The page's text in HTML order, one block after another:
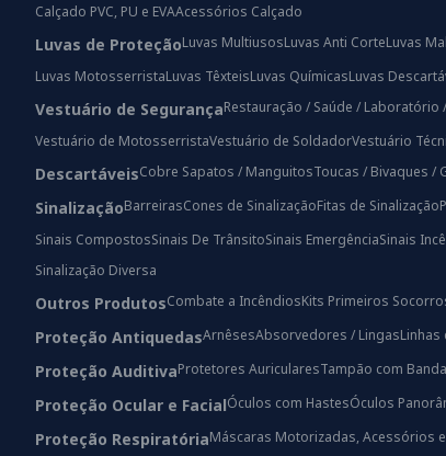
Calçado PVC, PU e EVAAcessórios Calçado
Luvas de ProteçãoLuvas MultiusosLuvas Anti CorteLuvas
Luvas MotosserristaLuvas TêxteisLuvas QuímicasLuvas
Vestuário de SegurançaRestauração / Saúde / Laboratório
Vestuário de MotosserristaVestuário de SoldadorVestuário
DescartáveisCobre Sapatos / ManguitosToucas / Bivaques /
SinalizaçãoBarreirasCones de SinalizaçãoFitas de Sinalização
Sinais CompostosSinais De TrânsitoSinais EmergênciaSinais
Sinalização Diversa
Outros ProdutosCombate a IncêndiosKits Primeiros
Proteção AntiquedasArnêsesAbsorvedores / LingasLinhas
Proteção AuditivaProtetores AuricularesTampão com
Proteção Ocular e FacialÓculos com HastesÓculos
Proteção RespiratóriaMáscaras Motorizadas, Acessórios